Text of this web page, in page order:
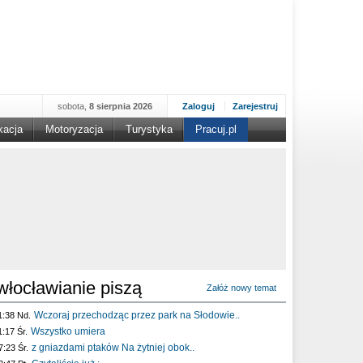
Zaloguj Zarejestruj
sobota, 8 sierpnia 2026
Motoryzacja Turystyka Pracuj.pl
piszą Załóż nowy temat
Nd. Wczoraj przechodząc przez park na Słodowie..
Śr. Wszystko umiera
Śr. z gniazdami ptaków Na żytniej obok..